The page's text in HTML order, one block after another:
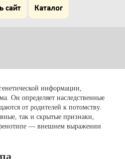
сайт Каталог
информации,
Он определяет наследственные
от родителей к потомству.
так и скрытые признаки,
фенотипе — внешнем выражении